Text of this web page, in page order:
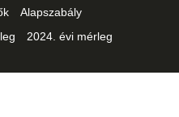
Alapszabály
2024. évi mérleg